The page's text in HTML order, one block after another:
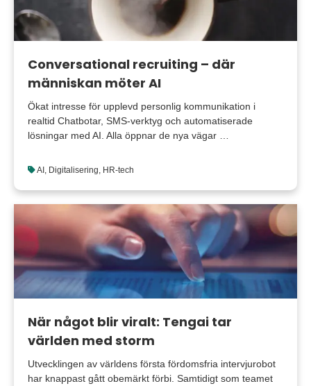
Conversational recruiting – där
människan möter AI
Ökat intresse för upplevd personlig kommunikation i
realtid Chatbotar, SMS-verktyg och automatiserade
lösningar med AI. Alla öppnar de nya vägar …
AI Digitalisering HR-tech
När något blir viralt: Tengai tar
världen med storm
Utvecklingen av världens första fördomsfria intervjurobot
har knappast gått obemärkt förbi. Samtidigt som teamet